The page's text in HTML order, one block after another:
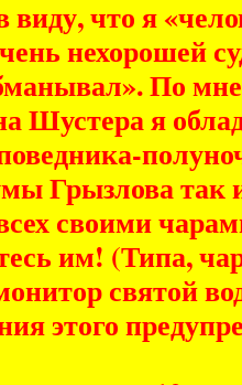
что я
нехорошей
По
Шустера я
Грызлова так
своими
им! (Типа,
святой
этого